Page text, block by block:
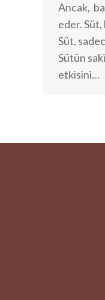
Ancak,
eder. Süt,
Süt,
Sütün
etkisini…